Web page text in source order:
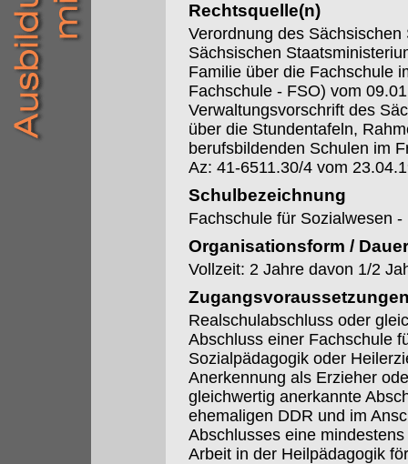
Rechtsquelle(n)
Verordnung des
Sächsischen
Familie über die Fachschule
Fachschule - FSO) vom
Verwaltungsvorschrift des
über die Stundentafeln,
berufsbildenden Schulen im
Az: 41-6511.30/4 vom
Schulbezeichnung
Fachschule für Sozialwesen
Organisationsform / Dauer
Vollzeit: 2 Jahre davon 1/2
Realschulabschluss oder
Abschluss einer Fachschule
Sozialpädagogik oder
Anerkennung als Erzieher
gleichwertig anerkannte
ehemaligen DDR und im
Abschlusses eine
Arbeit in der Heilpädagogik